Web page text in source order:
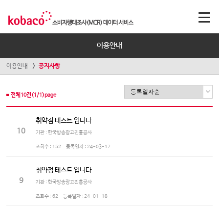
이용안내
이용안내 공지사항
전체 10건(1 /1 )page
10
취약점 테스트 입니다
기관 : 한국방송광고진흥공사
조회수 : 152 등록일자 : 24-03-17
9
취약점 테스트 입니다
기관 : 한국방송광고진흥공사
조회수 : 62 등록일자 : 24-01-18